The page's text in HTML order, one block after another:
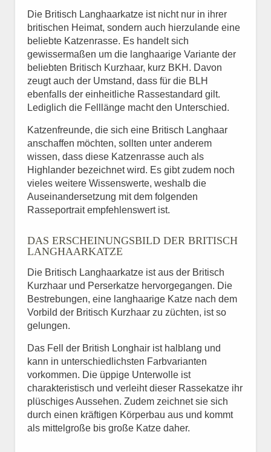
Die Britisch Langhaarkatze ist nicht nur in ihrer
britischen Heimat, sondern auch hierzulande eine
beliebte Katzenrasse. Es handelt sich
gewissermaßen um die langhaarige Variante der
beliebten Britisch Kurzhaar, kurz BKH. Davon
zeugt auch der Umstand, dass für die BLH
ebenfalls der einheitliche Rassestandard gilt.
Lediglich die Felllänge macht den Unterschied.
Katzenfreunde, die sich eine Britisch Langhaar
anschaffen möchten, sollten unter anderem
wissen, dass diese Katzenrasse auch als
Highlander bezeichnet wird. Es gibt zudem noch
vieles weitere Wissenswerte, weshalb die
Auseinandersetzung mit dem folgenden
Rasseportrait empfehlenswert ist.
DAS ERSCHEINUNGSBILD DER BRITISCH
LANGHAARKATZE
Die Britisch Langhaarkatze ist aus der Britisch
Kurzhaar und Perserkatze hervorgegangen. Die
Bestrebungen, eine langhaarige Katze nach dem
Vorbild der Britisch Kurzhaar zu züchten, ist so
gelungen.
Das Fell der British Longhair ist halblang und
kann in unterschiedlichsten Farbvarianten
vorkommen. Die üppige Unterwolle ist
charakteristisch und verleiht dieser Rassekatze ihr
plüschiges Aussehen. Zudem zeichnet sie sich
durch einen kräftigen Körperbau aus und kommt
als mittelgroße bis große Katze daher.